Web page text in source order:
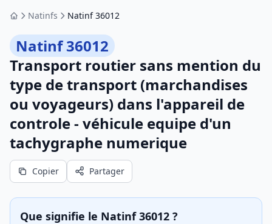
AccueilNatinfs Natinf 36012
Natinf 36012
Transport routier sans mention du
type de transport (marchandises
ou voyageurs) dans l'appareil de
controle - véhicule equipe d'un
tachygraphe numerique
Copier Partager
Que signifie le Natinf 36012 ?